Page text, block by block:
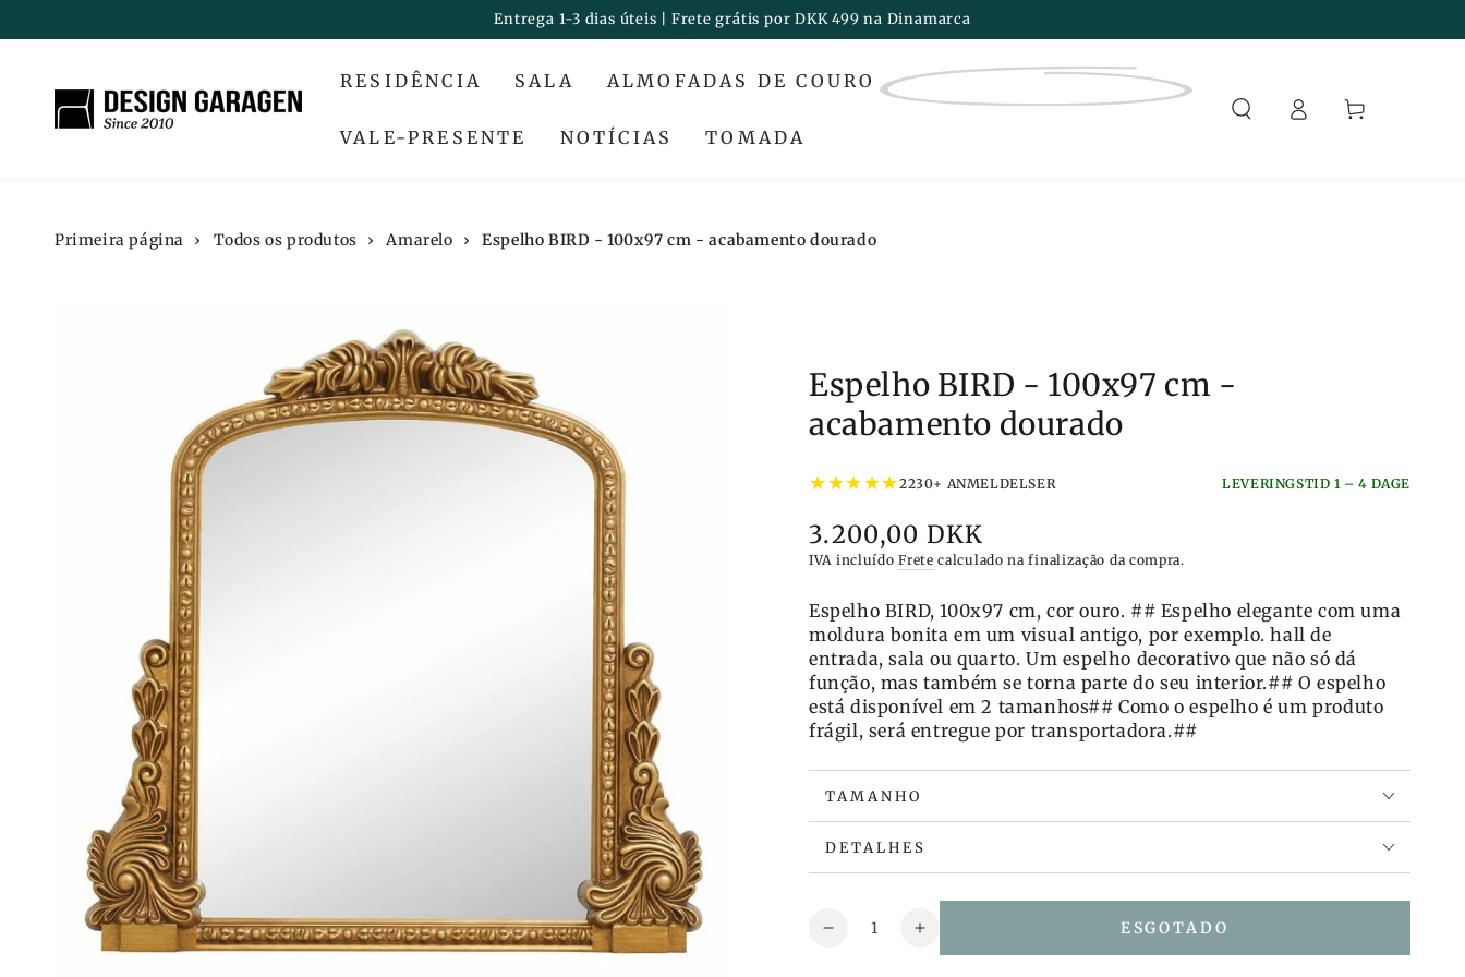
Entrega 1-3 dias úteis | Frete grátis por DKK 499 na Dinamarca
RESIDÊNCIA SALA ALMOFADAS DE COURO
VALE-PRESENTE NOTÍCIAS TOMADA
login
Carrinho
Primeira página › Todos os produtos › Amarelo › Espelho BIRD - 100x97 cm - acabamento dourado
Espelho BIRD - 100x97 cm -
acabamento dourado
★★★★★2230+ ANMELDELSER LEVERINGSTID 1 – 4 DAGE
Preço
3.200,00 DKK
IVA incluídoFrete calculado na finalização da compra.
Espelho BIRD, 100x97 cm, cor ouro. ## Espelho elegante com uma
moldura bonita em um visual antigo, por exemplo. hall de
entrada, sala ou quarto. Um espelho decorativo que não só dá
função, mas também se torna parte do seu interior.## O espelho
está disponível em 2 tamanhos## Como o espelho é um produto
frágil, será entregue por transportadora.##
TAMANHO
DETALHES
Quantidade
Reduza
Aumente
ESGOTADO